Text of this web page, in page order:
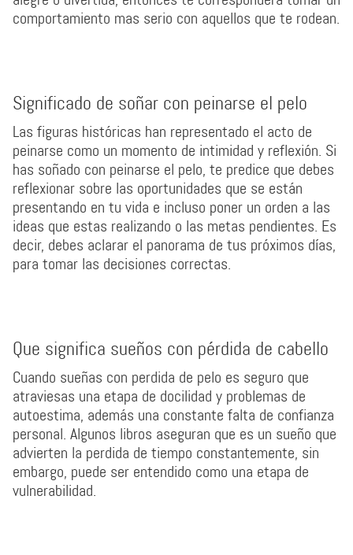
comportamiento mas serio con aquellos que te rodean.
Significado de soñar con peinarse el pelo
Las figuras históricas han representado el acto de
peinarse como un momento de intimidad y reflexión. Si
has soñado con peinarse el pelo, te predice que debes
reflexionar sobre las oportunidades que se están
presentando en tu vida e incluso poner un orden a las
ideas que estas realizando o las metas pendientes. Es
decir, debes aclarar el panorama de tus próximos días,
para tomar las decisiones correctas.
Que significa sueños con pérdida de cabello
Cuando sueñas con perdida de pelo es seguro que
atraviesas una etapa de docilidad y problemas de
autoestima, además una constante falta de confianza
personal. Algunos libros aseguran que es un sueño que
advierten la perdida de tiempo constantemente, sin
embargo, puede ser entendido como una etapa de
vulnerabilidad.